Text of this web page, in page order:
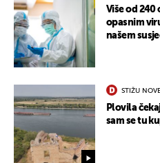
Više od 240
opasnim
našem
STIŽU
Plovila
sam se tu